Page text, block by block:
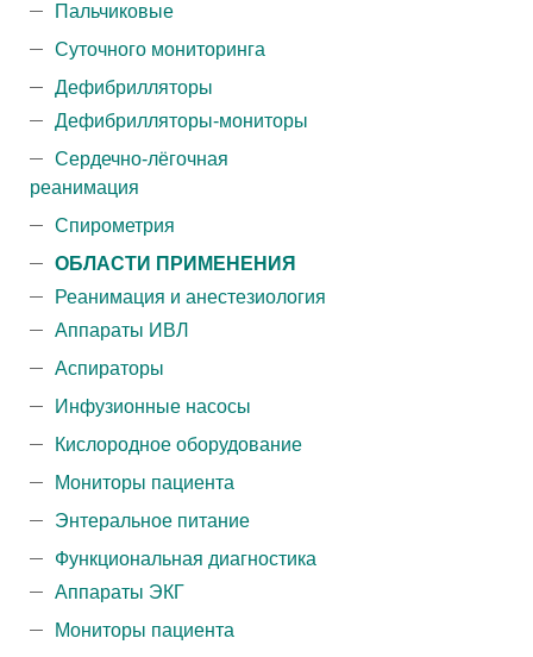
Пальчиковые
Суточного мониторинга
Дефибрилляторы
Дефибрилляторы-мониторы
Сердечно-лёгочная
реанимация
Спирометрия
ОБЛАСТИ ПРИМЕНЕНИЯ
Реанимация и анестезиология
Аппараты ИВЛ
Аспираторы
Инфузионные насосы
Кислородное оборудование
Мониторы пациента
Энтеральное питание
Функциональная диагностика
Аппараты ЭКГ
Мониторы пациента